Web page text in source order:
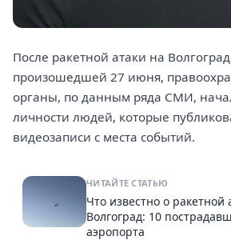
После ракетной атаки на
произошедшей 27 июня,
органы, по данным ряда СМИ,
личности людей, которые
видеозаписи с места событий.
ЧИТАЙТЕ СТАТЬЮ
Что известно о ракетной
Волгоград: 10
аэропорта